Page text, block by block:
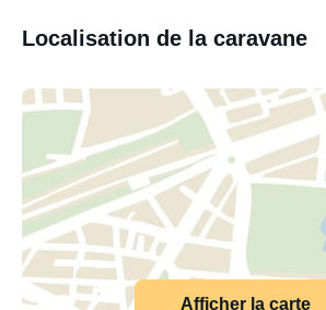
Localisation de la caravane
Afficher la carte